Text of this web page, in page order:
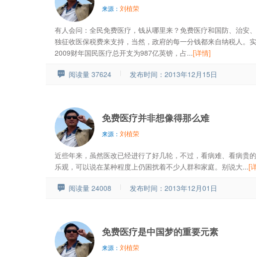
来源： 刘植荣
有人会问：全民免费医疗，钱从哪里来？免费医疗和国防、治安
独征收医保税费来支持，当然，政府的每一分钱都来自纳税人。
2009财年国民医疗总开支为987亿英镑，占...[详情]
阅读量 37624 发布时间：2013年12月15日
免费医疗并非想像得那么难
来源： 刘植荣
近些年来，虽然医改已经进行了好几轮，不过，看病难、看病贵
乐观，可以说在某种程度上仍困扰着不少人群和家庭。别说大...[
阅读量 24008 发布时间：2013年12月01日
免费医疗是中国梦的重要元素
来源： 刘植荣